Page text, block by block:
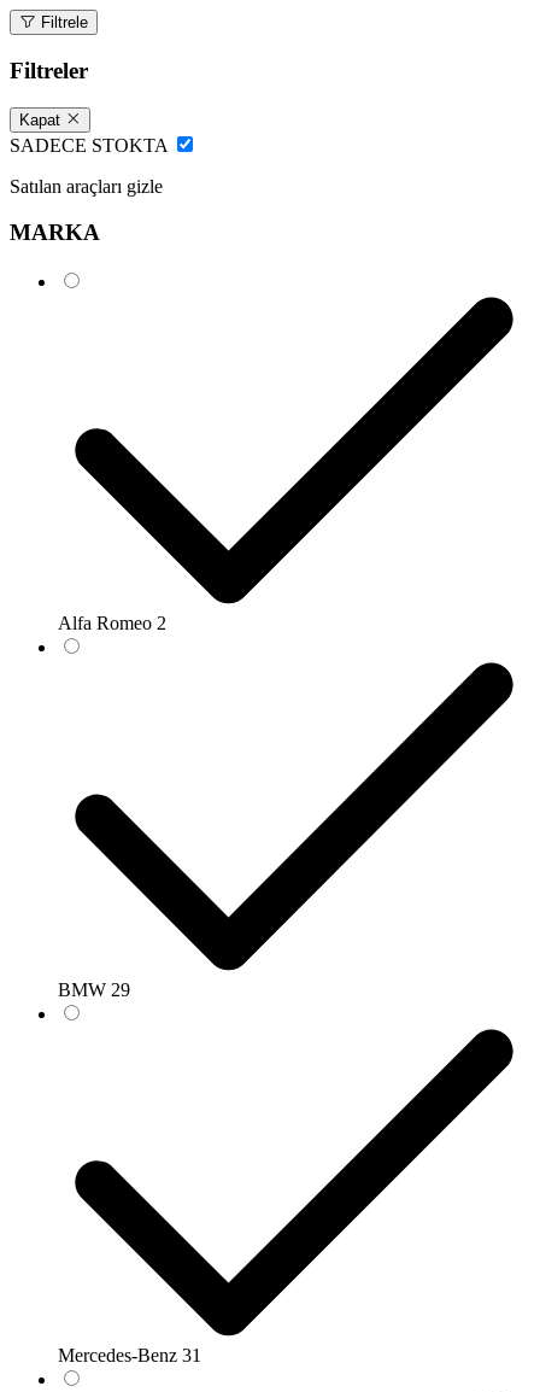
Filtrele
Filtreler
Kapat
SADECE STOKTA
Satılan araçları gizle
MARKA
Alfa Romeo 2
BMW 29
Mercedes-Benz 31